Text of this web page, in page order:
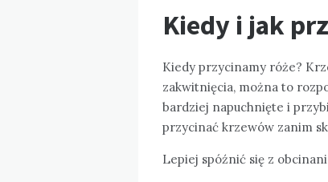
Kiedy i jak
Kiedy przycinamy róże?
zakwitnięcia, można to
bardziej napuchnięte i
przycinać krzewów zanim
Lepiej spóźnić się z